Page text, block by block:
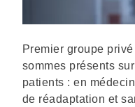
Description
Premier groupe
sommes présents
patients : en
de réadaptation et